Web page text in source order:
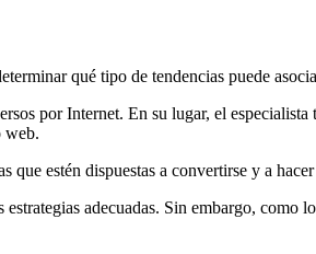
qué tipo de tendencias puede
por Internet. En su lugar, el
web.
estén dispuestas a convertirse y a
adecuadas. Sin embargo, como